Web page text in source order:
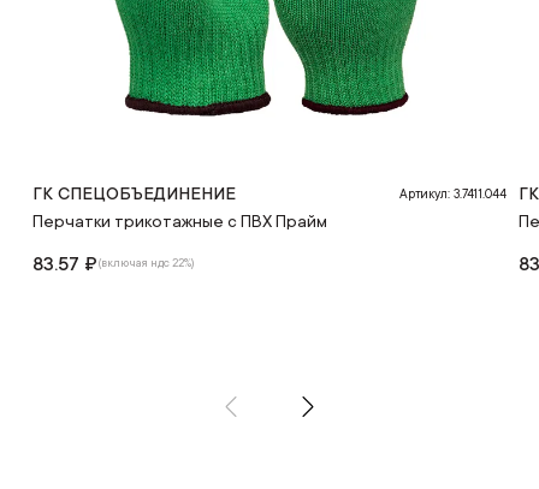
ГК СПЕЦОБЪЕДИНЕНИЕ Артикул: 3.7411.044
Перчатки трикотажные с ПВХ Прайм
83.57 ₽(включая ндс 22%)